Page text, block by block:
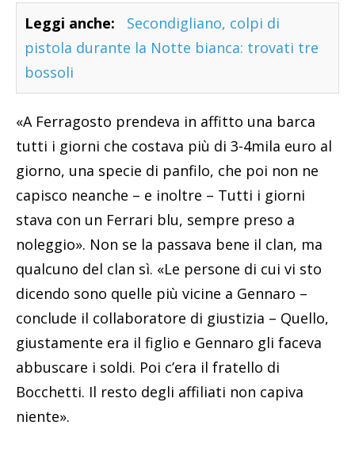
Leggi anche:
Secondigliano, colpi di
pistola durante la Notte bianca: trovati tre
bossoli
«A Ferragosto prendeva in affitto una barca
tutti i giorni che costava più di 3-4mila euro al
giorno, una specie di panfilo, che poi non ne
capisco neanche – e inoltre – Tutti i giorni
stava con un Ferrari blu, sempre preso a
noleggio». Non se la passava bene il clan, ma
qualcuno del clan sì. «Le persone di cui vi sto
dicendo sono quelle più vicine a Gennaro –
conclude il collaboratore di giustizia – Quello,
giustamente era il figlio e Gennaro gli faceva
abbuscare i soldi. Poi c’era il fratello di
Bocchetti. Il resto degli affiliati non capiva
niente».